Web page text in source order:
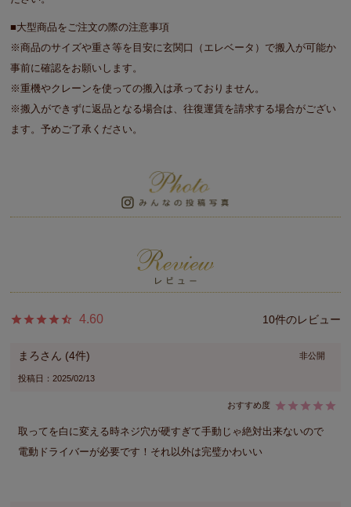
■大型商品をご注文の際の注意事項
※商品のサイズや重さ等を目安に玄関口（エレベータ）で搬入が可能か
事前に確認をお願いします。
※重機やクレーンを使っての搬入は承っておりません。
※搬入ができずに返品となる場合は、往復運賃を請求する場合がござい
ます。予めご了承ください。
4.60 10
まろ 4 非公開
投稿日 2025/02/13
取ってを白に変える時ネジ穴が硬すぎて手動じゃ絶対出来ないので
電動ドライバーが必要です！それ以外は完璧かわいい